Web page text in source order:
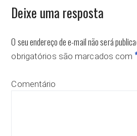
Deixe uma resposta
O seu endereço de e-mail não será
obrigatórios são marcados com
Comentário